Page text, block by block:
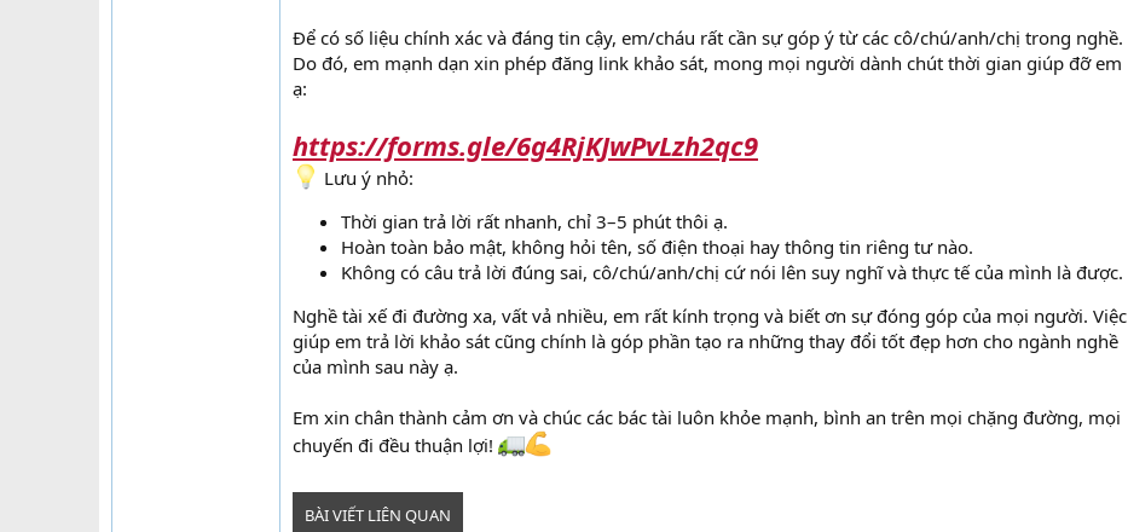
Để có số liệu chính xác và đáng tin cậy, em/cháu rất cần sự góp ý từ các cô/chú/anh/chị trong nghề.
Do đó, em mạnh dạn xin phép đăng link khảo sát, mong mọi người dành chút thời gian giúp đỡ em
ạ:
https://forms.gle/6g4RjKJwPvLzh2qc9
Lưu ý nhỏ:
Thời gian trả lời rất nhanh, chỉ 3–5 phút thôi ạ.
Hoàn toàn bảo mật, không hỏi tên, số điện thoại hay thông tin riêng tư nào.
Không có câu trả lời đúng sai, cô/chú/anh/chị cứ nói lên suy nghĩ và thực tế của mình là được.
Nghề tài xế đi đường xa, vất vả nhiều, em rất kính trọng và biết ơn sự đóng góp của mọi người. Việc
giúp em trả lời khảo sát cũng chính là góp phần tạo ra những thay đổi tốt đẹp hơn cho ngành nghề
của mình sau này ạ.
Em xin chân thành cảm ơn và chúc các bác tài luôn khỏe mạnh, bình an trên mọi chặng đường, mọi
chuyến đi đều thuận lợi!
BÀI VIẾT LIÊN QUAN